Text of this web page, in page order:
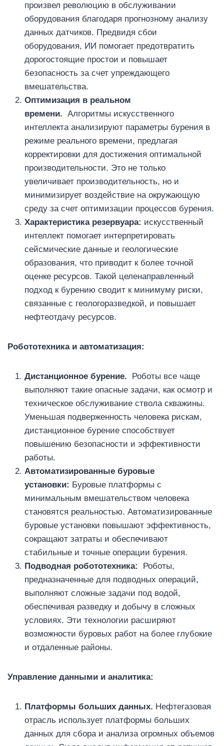
произвел революцию в обслуживании
оборудования благодаря прогнозному анализу
данных датчиков. Предвидя сбои
оборудования, ИИ помогает предотвратить
дорогостоящие простои и повышает
безопасность за счет упреждающего
вмешательства.
Оптимизация в реальном
времени. Алгоритмы искусственного
интеллекта анализируют параметры бурения в
режиме реального времени, предлагая
корректировки для достижения оптимальной
производительности. Это не только
увеличивает производительность, но и
минимизирует воздействие на окружающую
среду за счет оптимизации процессов бурения.
Характеристика резервуара: искусственный
интеллект помогает интерпретировать
сейсмические данные и геологические
образования, что приводит к более точной
оценке ресурсов. Такой целенаправленный
подход к бурению сводит к минимуму риски,
связанные с геологоразведкой, и повышает
нефтеотдачу ресурсов.
Робототехника и автоматизация:
Дистанционное бурение. Роботы все чаще
выполняют такие опасные задачи, как осмотр и
техническое обслуживание ствола скважины.
Уменьшая подверженность человека рискам,
дистанционное бурение способствует
повышению безопасности и эффективности
работы.
Автоматизированные буровые
установки: Буровые платформы с
минимальным вмешательством человека
становятся реальностью. Автоматизированные
буровые установки повышают эффективность,
сокращают затраты и обеспечивают
стабильные и точные операции бурения.
Подводная робототехника:
Роботы,
предназначенные для подводных операций,
выполняют сложные задачи под водой,
обеспечивая разведку и добычу в сложных
условиях. Эти технологии расширяют
возможности буровых работ на более глубокие
и отдаленные районы.
Управление данными и аналитика:
Платформы больших данных. Нефтегазовая
отрасль использует платформы больших
данных для сбора и анализа огромных объемов